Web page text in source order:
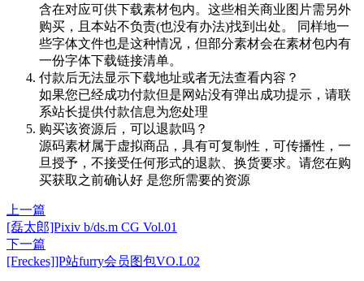
含在对应可供下载素材包内。这些相关商业图片需另外
购买，且本站不负责(也没有办法)找到出处。 同样地一
些字体文件也是这种情况，但部分素材会在素材包内有
一份字体下载链接清单。
付款后无法显示下载地址或者无法查看内容？
如果您已经成功付款但是网站没有弹出成功提示，请联
系站长提供付款信息为您处理
购买该资源后，可以退款吗？
源码素材属于虚拟商品，具有可复制性，可传播性，一
旦授予，不接受任何形式的退款、换货要求。请您在购
买获取之前确认好 是您所需要的资源
上一篇
[磊太郎]Pixiv b/ds.m CG Vol.01
下一篇
[Freckes]]P站furry会员图包VO.L02